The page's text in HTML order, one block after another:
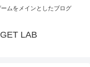
ムをメインとしたブログ
LAB